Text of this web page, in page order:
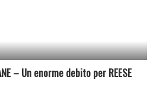
– Un enorme debito per REESE